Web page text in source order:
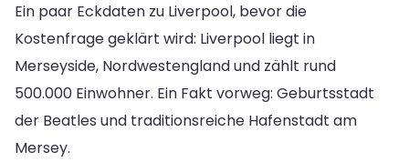
Ein paar Eckdaten zu Liverpool, bevor die
Kostenfrage geklärt wird: Liverpool liegt in
Merseyside, Nordwestengland und zählt rund
500.000 Einwohner. Ein Fakt vorweg: Geburtsstadt
der Beatles und traditionsreiche Hafenstadt am
Mersey.